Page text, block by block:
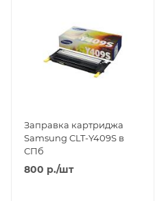
Заправка картриджа
Samsung CLT-Y409S в
СПб
800 р./шт